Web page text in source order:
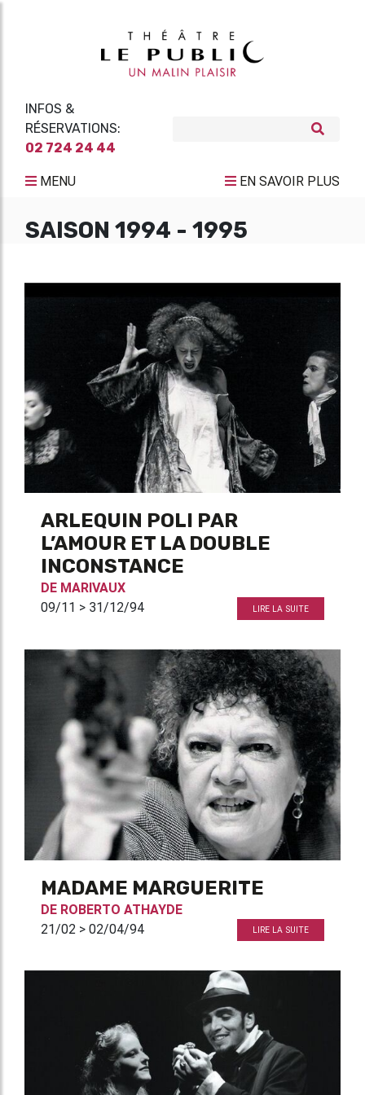
INFOS &
RÉSERVATIONS:
02 724 24 44
MENU EN SAVOIR PLUS
SAISON 1994 - 1995
ARLEQUIN POLI PAR
L’AMOUR ET LA DOUBLE
INCONSTANCE
DE MARIVAUX
09/11 > 31/12/94
LIRE LA SUITE
MADAME MARGUERITE
DE ROBERTO ATHAYDE
21/02 > 02/04/94
LIRE LA SUITE